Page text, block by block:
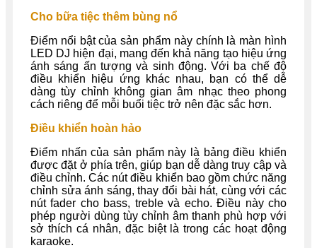
Cho bữa tiệc thêm bùng nổ
Điểm nổi bật của sản phẩm này chính là màn hình
LED DJ hiện đại, mang đến khả năng tạo hiệu ứng
ánh sáng ấn tượng và sinh động. Với ba chế độ
điều khiển hiệu ứng khác nhau, bạn có thể dễ
dàng tùy chỉnh không gian âm nhạc theo phong
cách riêng để mỗi buổi tiệc trở nên đặc sắc hơn.
Điều khiển hoàn hảo
Điểm nhấn của sản phẩm này là bảng điều khiển
được đặt ở phía trên, giúp bạn dễ dàng truy cập và
điều chỉnh. Các nút điều khiển bao gồm chức năng
chỉnh sửa ánh sáng, thay đổi bài hát, cùng với các
nút fader cho bass, treble và echo. Điều này cho
phép người dùng tùy chỉnh âm thanh phù hợp với
sở thích cá nhân, đặc biệt là trong các hoạt động
karaoke.